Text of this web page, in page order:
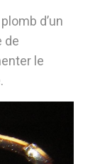
d’un
de
le